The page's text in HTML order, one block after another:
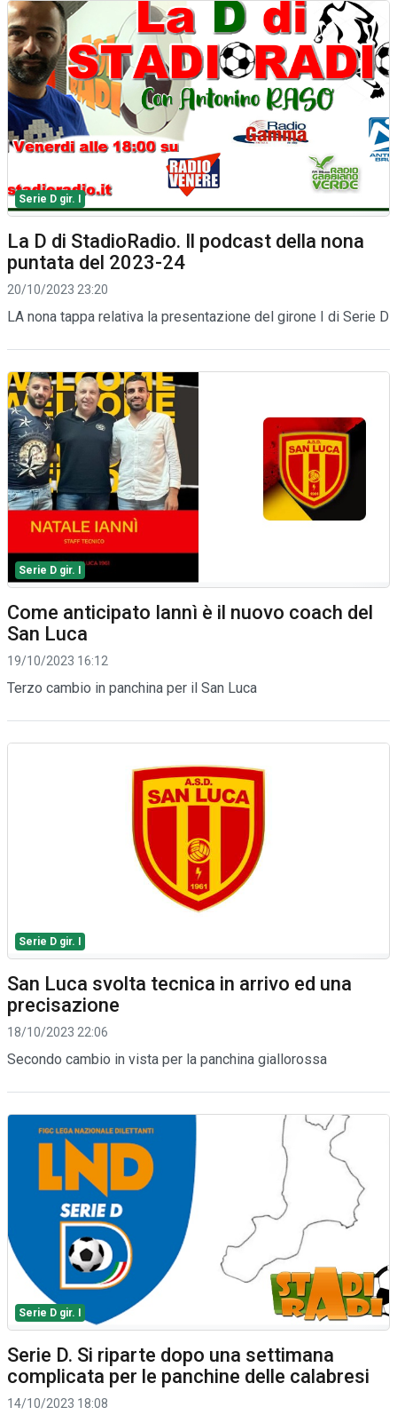
Serie D gir. I
La D di StadioRadio. Il podcast della nona
puntata del 2023-24
20/10/2023 23:20
LA nona tappa relativa la presentazione del girone I di Serie D
Serie D gir. I
Come anticipato Iannì è il nuovo coach del
San Luca
19/10/2023 16:12
Terzo cambio in panchina per il San Luca
Serie D gir. I
San Luca svolta tecnica in arrivo ed una
precisazione
18/10/2023 22:06
Secondo cambio in vista per la panchina giallorossa
Serie D gir. I
Serie D. Si riparte dopo una settimana
complicata per le panchine delle calabresi
14/10/2023 18:08